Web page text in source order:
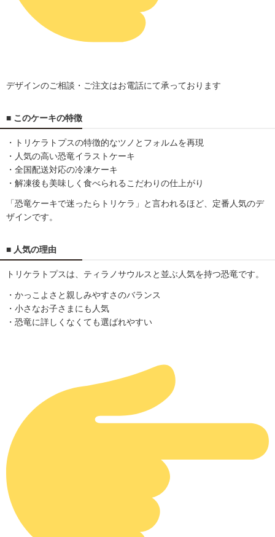
デザインのご相談・ご注文はお電話にて承っております
■ このケーキの特徴
・トリケラトプスの特徴的なツノとフォルムを再現
・人気の高い恐竜イラストケーキ
・全国配送対応の冷凍ケーキ
・解凍後も美味しく食べられるこだわりの仕上がり
「恐竜ケーキで迷ったらトリケラ」と言われるほど、定番人気のデ
ザインです。
■ 人気の理由
トリケラトプスは、ティラノサウルスと並ぶ人気を持つ恐竜です。
・かっこよさと親しみやすさのバランス
・小さなお子さまにも人気
・恐竜に詳しくなくても選ばれやすい